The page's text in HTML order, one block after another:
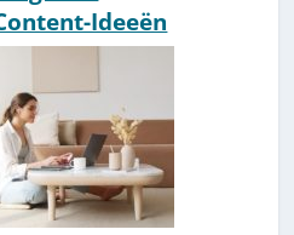
Ideeën
Je Niet
Aan Had
[o.a.
Social Media]